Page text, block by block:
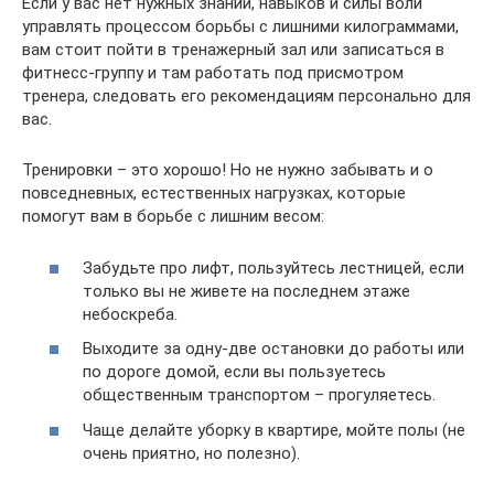
управлять процессом борьбы с лишними килограммами,
вам стоит пойти в тренажерный зал или записаться в
фитнесс-группу и там работать под присмотром
тренера, следовать его рекомендациям персонально для
вас.
Тренировки – это хорошо! Но не нужно забывать и о
повседневных, естественных нагрузках, которые
помогут вам в борьбе с лишним весом:
Забудьте про лифт, пользуйтесь лестницей, если
только вы не живете на последнем этаже
небоскреба.
Выходите за одну-две остановки до работы или
по дороге домой, если вы пользуетесь
общественным транспортом – прогуляетесь.
Чаще делайте уборку в квартире, мойте полы (не
очень приятно, но полезно).